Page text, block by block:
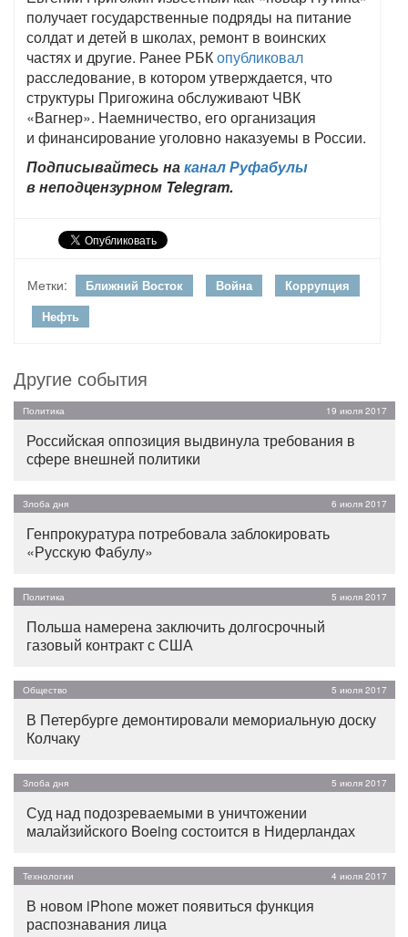
получает государственные подряды на питание
солдат и детей в школах, ремонт в воинских
частях и другие. Ранее РБКопубликовал
расследование, в котором утверждается, что
структуры Пригожина обслуживают ЧВК
«Вагнер». Наемничество, его организация
и финансирование уголовно наказуемы в России.
Подписывайтесь наканал Руфабулы
в неподцензурном Telegram.
Метки: Ближний Восток Война
Коррупция
Нефть
Другие события
Политика 19 июля 2017
Российская оппозиция выдвинула требования в
сфере внешней политики
Злоба дня 6 июля 2017
Генпрокуратура потребовала заблокировать
«Русскую Фабулу»
Политика 5 июля 2017
Польша намерена заключить долгосрочный
газовый контракт с США
Общество 5 июля 2017
В Петербурге демонтировали мемориальную доску
Колчаку
Злоба дня 5 июля 2017
Суд над подозреваемыми в уничтожении
малайзийского Boeing состоится в Нидерландах
Технологии 4 июля 2017
В новом iPhone может появиться функция
распознавания лица